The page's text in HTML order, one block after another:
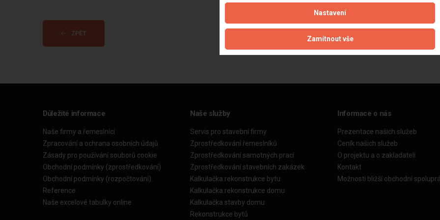
ZPĚT
Důležité informace
Naše firmy a řemeslníci
Zpracování a ochrana osobních údajů
Zásady pro používání souborů cookie
Obchodní podmínky (zprostředkování)
Obchodní podmínky (rozpočtování)
Reference
Naše excelové tabulky online
Naše služby
Servis pro stavební firmy
Zprostředkování řemeslníků
Zprostředkování samotných prací
Zprostředkování stavebních zakázek
Kalkulačka rekonstrukce bytu
Kalkulačka rekonstrukce domu
Kalkulačka stavby domu
Rekonstrukce bytů
Informace o nás
Prezentace našich služeb
Ceník našich služeb
O projektu a o zakladateli
Kontakt
Možnosti bližší obchodní
Nastavení
Zamítnout vše